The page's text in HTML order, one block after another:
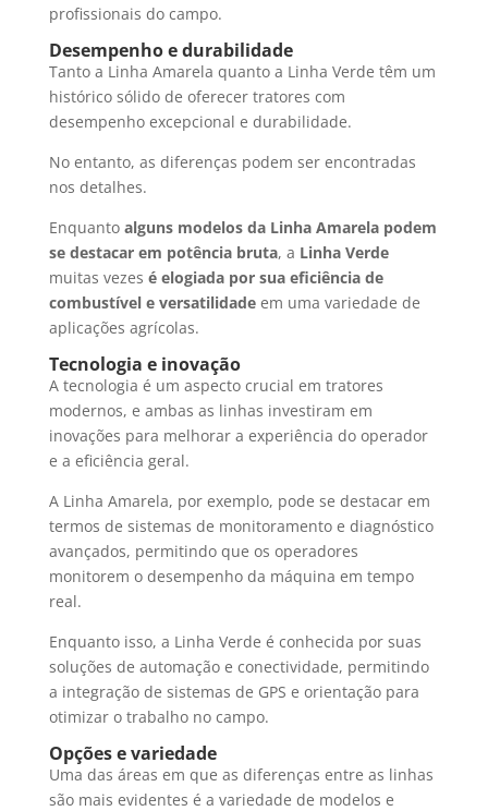
profissionais do campo.
Desempenho e durabilidade
Tanto a Linha Amarela quanto a Linha Verde têm um
histórico sólido de oferecer tratores com
desempenho excepcional e durabilidade.
No entanto, as diferenças podem ser encontradas
nos detalhes.
Enquanto alguns modelos da Linha Amarela podem
se destacar em potência bruta, a Linha Verde
muitas vezes é elogiada por sua eficiência de
combustível e versatilidadeem uma variedade de
aplicações agrícolas.
Tecnologia e inovação
A tecnologia é um aspecto crucial em tratores
modernos, e ambas as linhas investiram em
inovações para melhorar a experiência do operador
e a eficiência geral.
A Linha Amarela, por exemplo, pode se destacar em
termos de sistemas de monitoramento e diagnóstico
avançados, permitindo que os operadores
monitorem o desempenho da máquina em tempo
real.
Enquanto isso, a Linha Verde é conhecida por suas
soluções de automação e conectividade, permitindo
a integração de sistemas de GPS e orientação para
otimizar o trabalho no campo.
Opções e variedade
Uma das áreas em que as diferenças entre as linhas
são mais evidentes é a variedade de modelos e